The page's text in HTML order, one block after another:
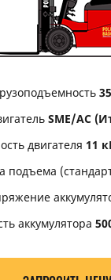
SME/АС
двигателя 11
подъема
аккумулятора